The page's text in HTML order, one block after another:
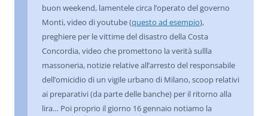
buon weekend, lamentele circa l’operato del governo
Monti, video di youtube (questo ad esempio),
preghiere per le vittime del disastro della Costa
Concordia, video che promettono la verità sullla
massoneria, notizie relative all’arresto del responsabile
dell’omicidio di un vigile urbano di Milano, scoop relativi
ai preparativi (da parte delle banche) per il ritorno alla
lira… Poi proprio il giorno 16 gennaio notiamo la